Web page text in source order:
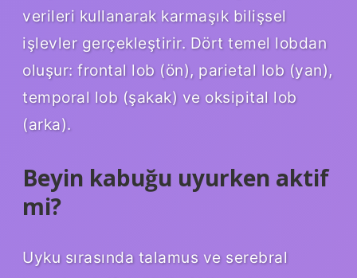
verileri kullanarak karmaşık bilişsel
işlevler gerçekleştirir. Dört temel lobdan
oluşur: frontal lob (ön), parietal lob (yan),
temporal lob (şakak) ve oksipital lob
(arka).
Beyin kabuğu uyurken aktif
mi?
Uyku sırasında talamus ve serebral